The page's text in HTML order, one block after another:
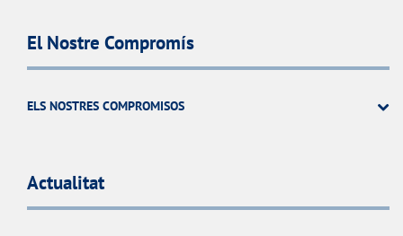
El Nostre Compromís
ELS NOSTRES COMPROMISOS
Actualitat